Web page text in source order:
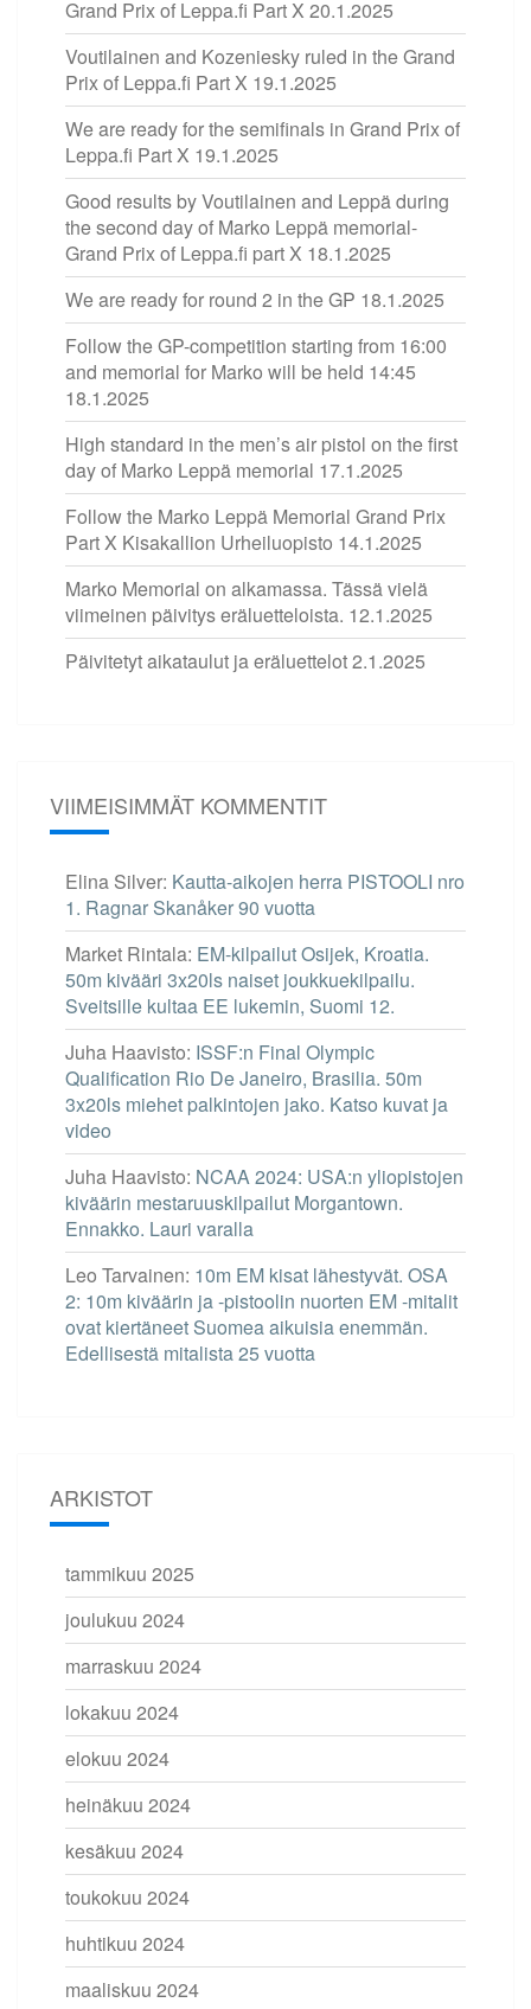
Grand Prix of Leppa.fi Part X 20.1.2025
Voutilainen and Kozeniesky ruled in the Grand
Prix of Leppa.fi Part X 19.1.2025
We are ready for the semifinals in Grand Prix of
Leppa.fi Part X 19.1.2025
Good results by Voutilainen and Leppä during
the second day of Marko Leppä memorial-
Grand Prix of Leppa.fi part X 18.1.2025
We are ready for round 2 in the GP 18.1.2025
Follow the GP-competition starting from 16:00
and memorial for Marko will be held 14:45
18.1.2025
High standard in the men’s air pistol on the first
day of Marko Leppä memorial 17.1.2025
Follow the Marko Leppä Memorial Grand Prix
Part X Kisakallion Urheiluopisto 14.1.2025
Marko Memorial on alkamassa. Tässä vielä
viimeinen päivitys eräluetteloista. 12.1.2025
Päivitetyt aikataulut ja eräluettelot2.1.2025
VIIMEISIMMÄT KOMMENTIT
Elina Silver: Kautta-aikojen herra PISTOOLI nro
1. Ragnar Skanåker 90 vuotta
Market Rintala: EM-kilpailut Osijek, Kroatia.
50m kivääri 3x20ls naiset joukkuekilpailu.
Sveitsille kultaa EE lukemin, Suomi 12.
Juha Haavisto: ISSF:n Final Olympic
Qualification Rio De Janeiro, Brasilia. 50m
3x20ls miehet palkintojen jako. Katso kuvat ja
video
Juha Haavisto: NCAA 2024: USA:n yliopistojen
kiväärin mestaruuskilpailut Morgantown.
Ennakko. Lauri varalla
Leo Tarvainen: 10m EM kisat lähestyvät. OSA
2: 10m kiväärin ja -pistoolin nuorten EM -mitalit
ovat kiertäneet Suomea aikuisia enemmän.
Edellisestä mitalista 25 vuotta
ARKISTOT
tammikuu 2025
joulukuu 2024
marraskuu 2024
lokakuu 2024
elokuu 2024
heinäkuu 2024
kesäkuu 2024
toukokuu 2024
huhtikuu 2024
maaliskuu 2024